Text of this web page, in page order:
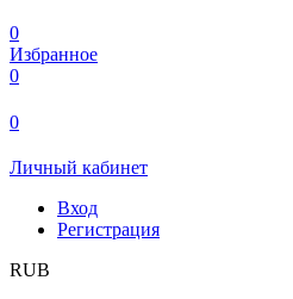
0
Избранное
0
0
Личный кабинет
Вход
Регистрация
RUB